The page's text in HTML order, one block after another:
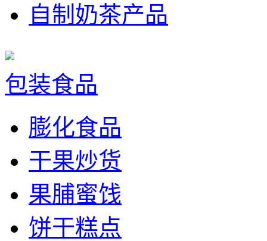
自制奶茶产品
包装食品
膨化食品
干果炒货
果脯蜜饯
饼干糕点